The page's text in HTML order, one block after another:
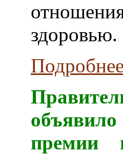
здоровью.
премии